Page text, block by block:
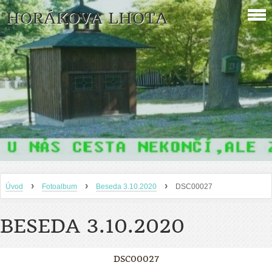
HORÁKOVA LHOTA
Úvod › Fotoalbum › Beseda 3.10.2020 › DSC00027
BESEDA 3.10.2020
DSC00027